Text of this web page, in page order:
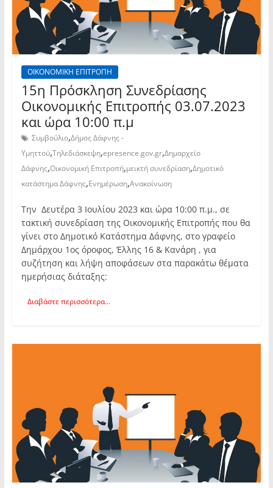
ΟΙΚΟΝΟΜΙΚΗ ΕΠΙΤΡΟΠΗ
15η Πρόσκληση Συνεδρίασης
Οικονομικής Επιτροπής 03.07.2023
και ώρα 10:00 π.μ
Συμβούλιο,Δήμος Δάφνης -
Υμηττού,Τηλεδιάσκεψη,epresence.gov.gr,Δημαρχείο
Δάφνης,Οικονομική Επιτροπή,μεικτή συνεδρίαση,Δημοτικό
κατάστημα Δάφνης,Ενημέρωση,Ανακοίνωση
Την Δευτέρα 3 Ιουλίου 2023 και ώρα 10:00 π.μ., σε
τακτική συνεδρίαση της Οικονομικής Επιτροπής που θα
γίνει στο Δημοτικό Κατάστημα Δάφνης, στο γραφείο
Δημάρχου 1ος όροφος, Έλλης 16 & Κανάρη , για
συζήτηση και λήψη αποφάσεων στα παρακάτω θέματα
ημερήσιας διάταξης:
Διαβάστε περισσότερα...